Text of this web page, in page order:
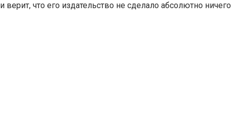
что его издательство не сделало абсолютно ничего